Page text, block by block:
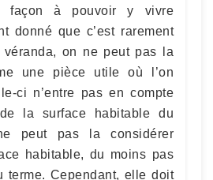
façon à pouvoir y vivre
donné que c’est rarement
véranda, on ne peut pas la
une pièce utile où l’on
ci n’entre pas en compte
la surface habitable du
peut pas la considérer
habitable, du moins pas
terme. Cependant, elle doit